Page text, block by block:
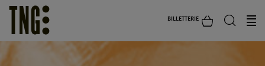
BILLETTERIE